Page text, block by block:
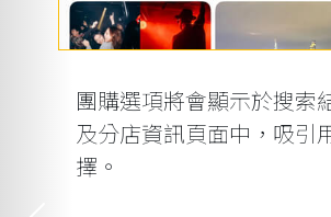
團購選項將會顯示於搜索
及分店資訊頁面中，吸引
擇。